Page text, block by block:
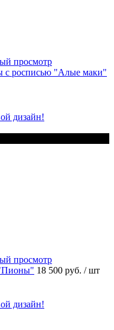
просмотр
с росписью "Алые маки"
дизайн!
просмотр
"Пионы" 18 500 руб. / шт
дизайн!